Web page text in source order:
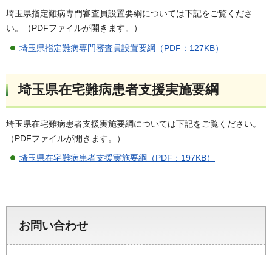
埼玉県指定難病専門審査員設置要綱については下記をご覧くださ
い。（PDFファイルが開きます。）
埼玉県指定難病専門審査員設置要綱（PDF：127KB）
埼玉県在宅難病患者支援実施要綱
埼玉県在宅難病患者支援実施要綱については下記をご覧ください。
（PDFファイルが開きます。）
埼玉県在宅難病患者支援実施要綱（PDF：197KB）
お問い合わせ